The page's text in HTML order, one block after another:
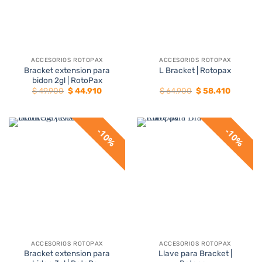
ACCESORIOS ROTOPAX
Bracket extension para
bidon 2gl | RotoPax
$49.900 El
precio
$ 49.900.
$44.910El
$ 44.910.
ACCESORIOS ROTOPAX
L Bracket | Rotopax
$64.900 El
precio
$ 64.900.
$58.410El
$
10%
ACCESORIOS ROTOPAX
Bracket extension para
10%
ACCESORIOS ROTOPAX
Llave para Bracket |